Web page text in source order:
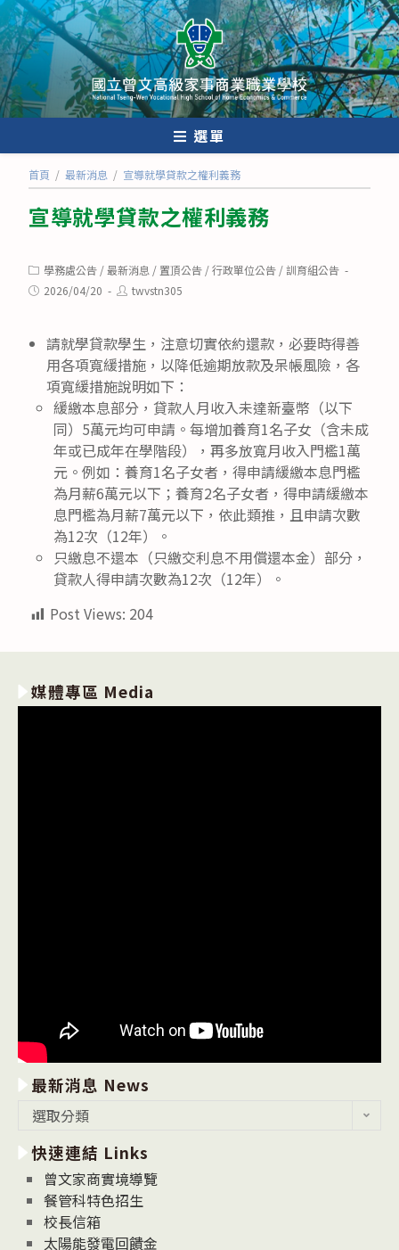
跳
轉
至
主
要
內
選單
首頁 / 最新消息 / 宣導就學貸款之權利義務
宣導就學貸款之權利義務
Post
category:
學務處公告 /最新消息 / 置頂公告 /行政單位公告 /訓育組公告
Post2026/04/20
Posttwvstn305
請就學貸款學生，注意切實依約還款，必要時得善
用各項寬緩措施，以降低逾期放款及呆帳風險，各
項寬緩措施說明如下：
緩繳本息部分，貸款人月收入未達新臺幣（以下
同）5萬元均可申請。每增加養育1名子女（含未成
年或已成年在學階段），再多放寬月收入門檻1萬
元。例如：養育1名子女者，得申請緩繳本息門檻
為月薪6萬元以下；養育2名子女者，得申請緩繳本
息門檻為月薪7萬元以下，依此類推，且申請次數
為12次（12年）。
只繳息不還本（只繳交利息不用償還本金）部分，
貸款人得申請次數為12次（12年）。
Post Views: 204
媒體專區 Media
最新消息 News
消
息
News
選取分類
快速連結 Links
曾文家商實境導覽
餐管科特色招生
校長信箱
太陽能發電回饋金